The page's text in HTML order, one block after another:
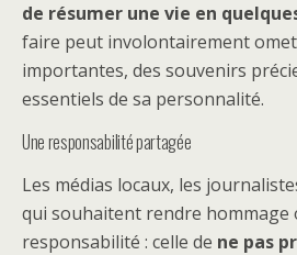
de résumer une vie en
faire peut involontairement
importantes, des souvenirs
essentiels de sa personnalité.
Une responsabilité partagée
Les médias locaux, les
qui souhaitent rendre hommage
responsabilité : celle de ne pas